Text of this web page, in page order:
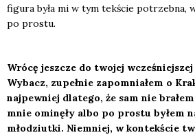
figu­ra była mi w tym tek­ście potrzeb­na,
po pro­stu.
Wró­cę jesz­cze do two­jej
Wybacz, zupeł­nie zapo­mnia­łem o
naj­pew­niej dla­te­go, że sam nie
mnie omi­nę­ły albo po pro­stu byłem
mło­dziut­ki. Nie­mniej, w kon­tek­ście